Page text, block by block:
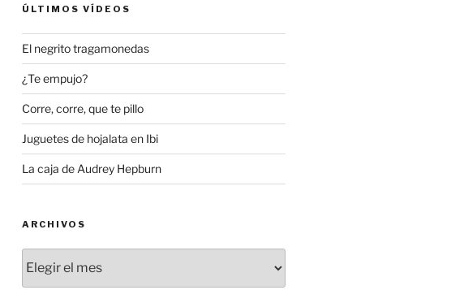
ÚLTIMOS VÍDEOS
El negrito tragamonedas
¿Te empujo?
Corre, corre, que te pillo
Juguetes de hojalata en Ibi
La caja de Audrey Hepburn
ARCHIVOS